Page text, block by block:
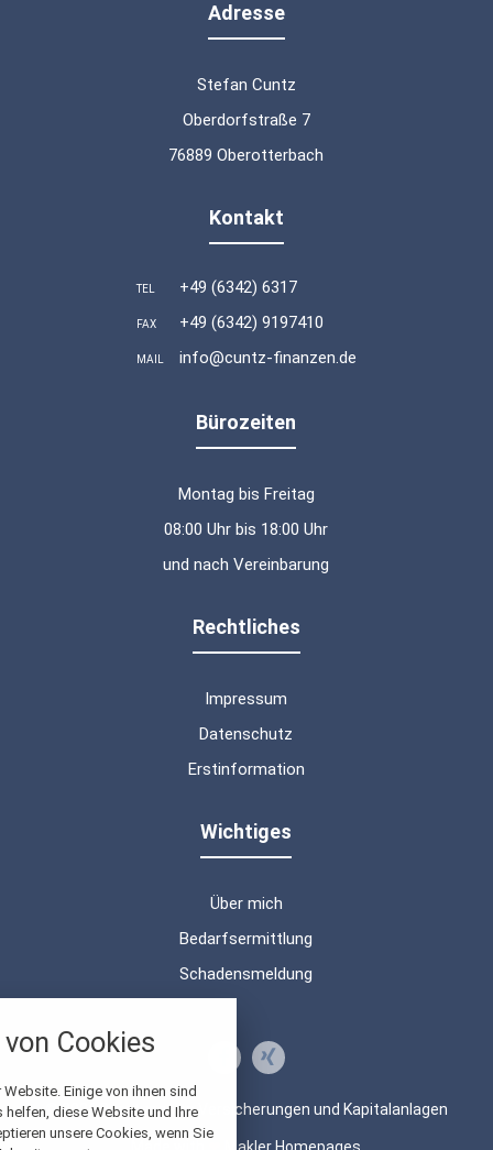
Adresse
Stefan Cuntz
Oberdorfstraße 7
76889 Oberotterbach
Kontakt
TEL +49 (6342) 6317
FAX +49 (6342) 9197410
MAIL info@cuntz-finanzen.de
Bürozeiten
Montag bis Freitag
08:00 Uhr bis 18:00 Uhr
und nach Vereinbarung
Rechtliches
Impressum
Datenschutz
Erstinformation
Wichtiges
Über mich
Bedarfsermittlung
Schadensmeldung
© 2026 Beratung von Versicherungen und Kapitalanlagen
Cookies
Einige von ihnen sind
diese Website und Ihre
unsere Cookies, wenn Sie
alle verwendeten Cookies und
zu blockieren.
Notwendig